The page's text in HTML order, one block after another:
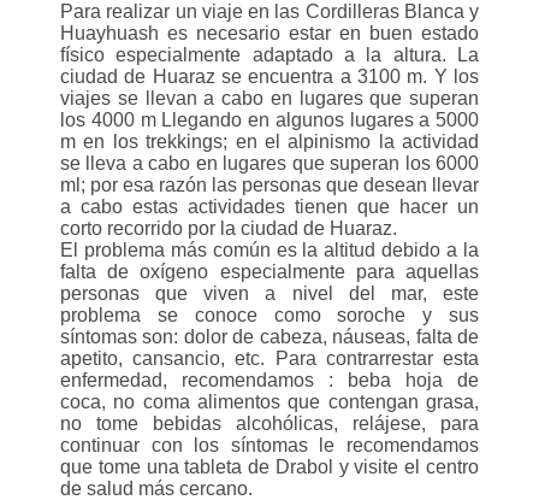
Para realizar un viaje en las Cordilleras Blanca y
Huayhuash es necesario estar en buen estado
físico especialmente adaptado a la altura. La
ciudad de Huaraz se encuentra a 3100 m. Y los
viajes se llevan a cabo en lugares que superan
los 4000 m Llegando en algunos lugares a 5000
m en los trekkings; en el alpinismo la actividad
se lleva a cabo en lugares que superan los 6000
ml; por esa razón las personas que desean llevar
a cabo estas actividades tienen que hacer un
corto recorrido por la ciudad de Huaraz.
El problema más común es la altitud debido a la
falta de oxígeno especialmente para aquellas
personas que viven a nivel del mar, este
problema se conoce como soroche y sus
síntomas son: dolor de cabeza, náuseas, falta de
apetito, cansancio, etc. Para contrarrestar esta
enfermedad, recomendamos : beba hoja de
coca, no coma alimentos que contengan grasa,
no tome bebidas alcohólicas, relájese, para
continuar con los síntomas le recomendamos
que tome una tableta de Drabol y visite el centro
de salud más cercano.